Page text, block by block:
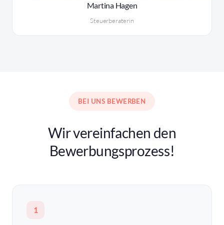
Martina Hagen
Steuerberaterin
BEI UNS BEWERBEN
Wir vereinfachen den
Bewerbungsprozess!
1